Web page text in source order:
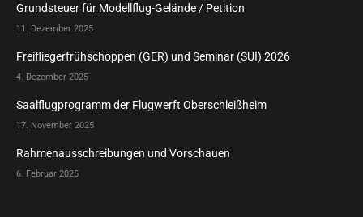
Grundsteuer für Modellflug-Gelände / Petition
11. Dezember 2025
Freifliegerfrühschoppen (GER) und Seminar (SUI) 2026
4. Dezember 2025
Saalflugprogramm der Flugwerft Oberschleißheim
17. November 2025
Rahmenausschreibungen und Vorschauen
6. Februar 2025